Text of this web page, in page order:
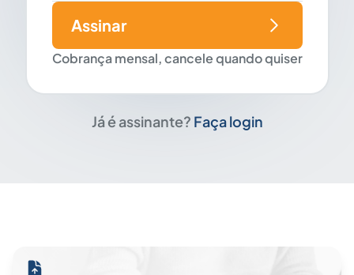
Cobrança mensal, cancele quando quiser
Assinar
Já é assinante? Faça login